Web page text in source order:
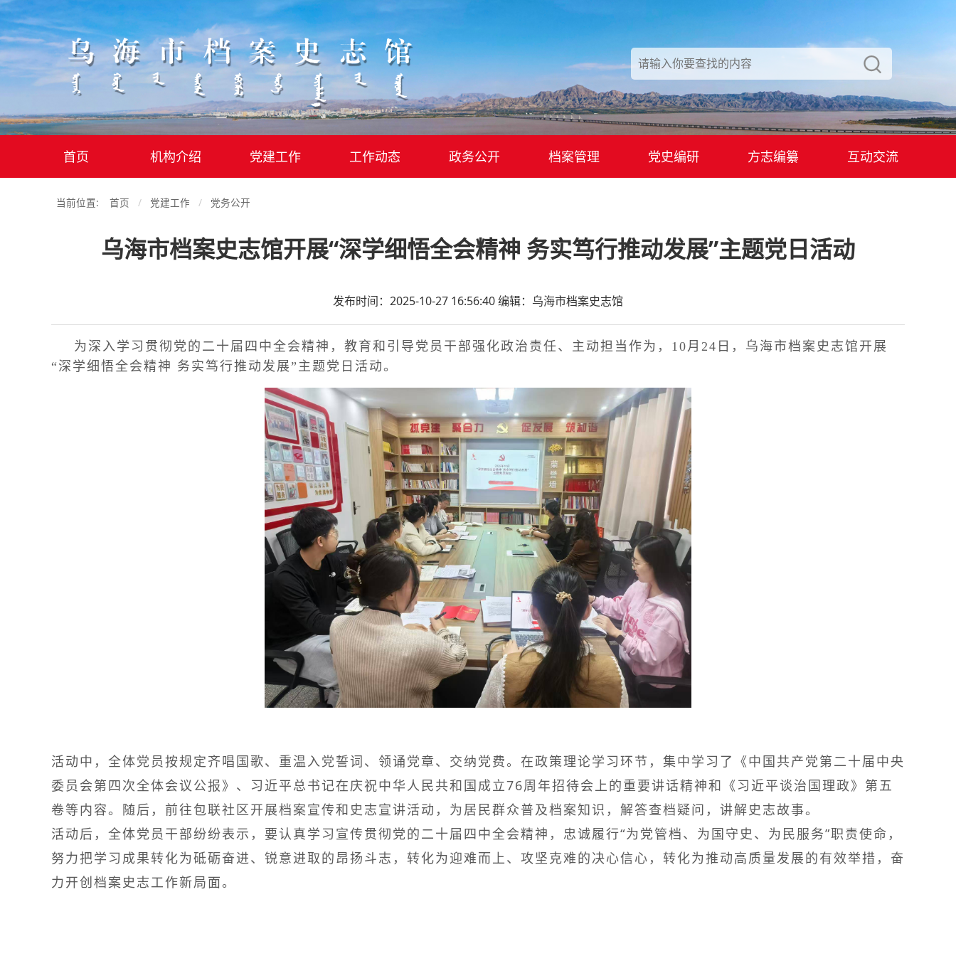
首页 机构介绍 党建工作 工作动态 政务公开 档案管理 党史编研 方志编纂 互动交流
当前位置: 首页 党建工作 党务公开
乌海市档案史志馆开展“深学细悟全会精神 务实笃行推动发展”主题党日活动
发布时间：2025-10-27 16:56:40编辑：乌海市档案史志馆
为深入学习贯彻党的二十届四中全会精神，教育和引导党员干部强化政治责任、主动担当作为，10月24日，乌海市档案史志馆开展
“深学细悟全会精神 务实笃行推动发展”主题党日活动。
活动中，全体党员按规定齐唱国歌、重温入党誓词、领诵党章、交纳党费。在政策理论学习环节，集中学习了《中国共产党第二十届中央
委员会第四次全体会议公报》、习近平总书记在庆祝中华人民共和国成立76周年招待会上的重要讲话精神和《习近平谈治国理政》第五
卷等内容。随后，前往包联社区开展档案宣传和史志宣讲活动，为居民群众普及档案知识，解答查档疑问，讲解史志故事。
活动后，全体党员干部纷纷表示，要认真学习宣传贯彻党的二十届四中全会精神，忠诚履行“为党管档、为国守史、为民服务”职责使命，
努力把学习成果转化为砥砺奋进、锐意进取的昂扬斗志，转化为迎难而上、攻坚克难的决心信心，转化为推动高质量发展的有效举措，奋
力开创档案史志工作新局面。